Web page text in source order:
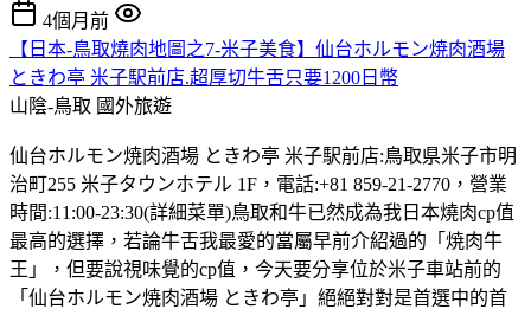
4個月前
【日本-鳥取燒肉地圖之7-米子美食】仙台ホルモン焼肉酒場
ときわ亭 米子駅前店.超厚切牛舌只要1200日幣
山陰-鳥取 國外旅遊
仙台ホルモン焼肉酒場 ときわ亭 米子駅前店:鳥取県米子市明
治町255 米子タウンホテル 1F，電話:+81 859-21-2770，營業
時間:11:00-23:30(詳細菜單)鳥取和牛已然成為我日本燒肉cp值
最高的選擇，若論牛舌我最愛的當屬早前介紹過的「焼肉牛
王」，但要說視味覺的cp值，今天要分享位於米子車站前的
「仙台ホルモン焼肉酒場 ときわ亭」絕絕對對是首選中的首